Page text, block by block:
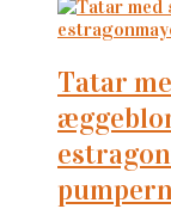
tatar med sukkersaltet